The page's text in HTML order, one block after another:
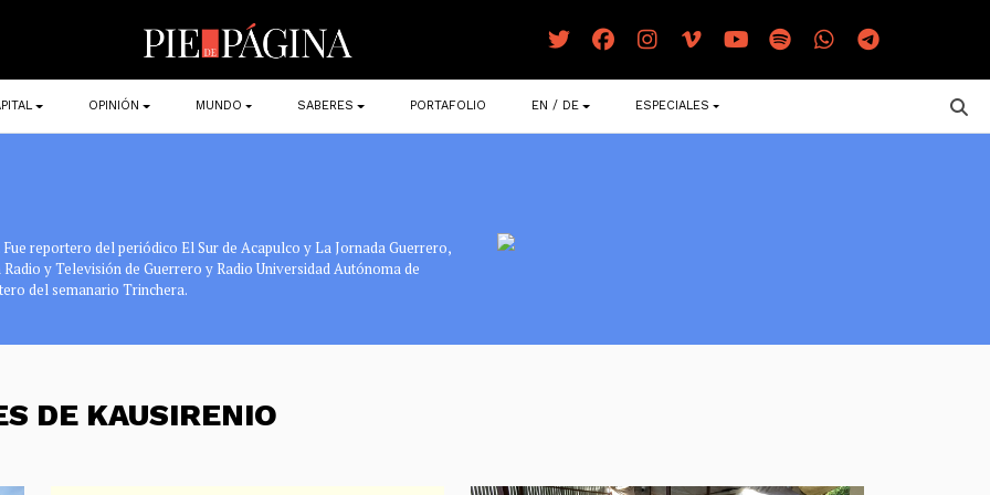
OPINIÓN MUNDO SABERES PORTAFOLIO EN / DE ESPECIALES
reportero del periódico El Sur de Acapulco y La Jornada Guerrero,
y Televisión de Guerrero y Radio Universidad Autónoma de
del semanario Trinchera.
DE KAUSIRENIO